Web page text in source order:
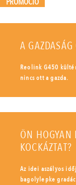
A
Reolink G450
nincs ott a gazda.
ÖN HOGYAN
KOCKÁZTAT?
Az idei aszályos
bagolylepke